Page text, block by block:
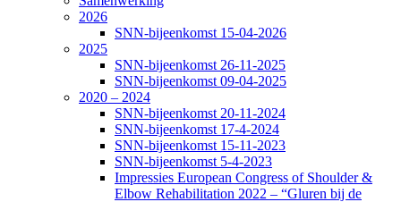
2026
SNN-bijeenkomst 15-04-2026
2025
SNN-bijeenkomst 26-11-2025
SNN-bijeenkomst 09-04-2025
2020 – 2024
SNN-bijeenkomst 20-11-2024
SNN-bijeenkomst 17-4-2024
SNN-bijeenkomst 15-11-2023
SNN-bijeenkomst 5-4-2023
Impressies European Congress of Shoulder &
Elbow Rehabilitation 2022 – “Gluren bij de